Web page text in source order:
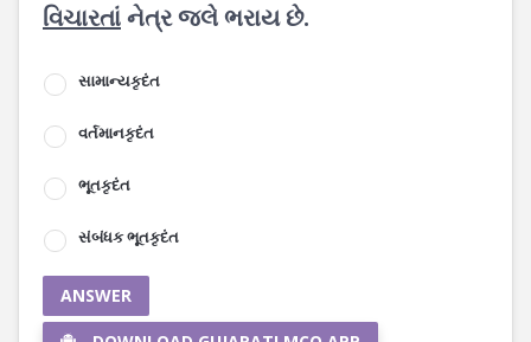
વિચારતાંનેત્ર જલે ભરાય છે.
સામાન્યકૃદંત
વર્તમાનકૃદંત
ભૂતકૃદંત
સંબંધક ભૂતકૃદંત
ANSWER